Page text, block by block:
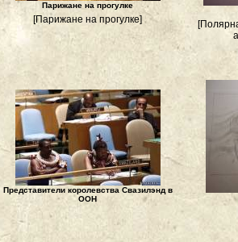
Парижане на прогулке
[Парижане на прогулке]
Представители королевства Свазилэнд в
ООН